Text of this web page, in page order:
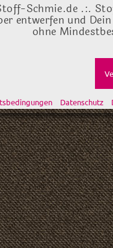
Schmie.de .:.
entwerfen und
ohne
Datenschutz